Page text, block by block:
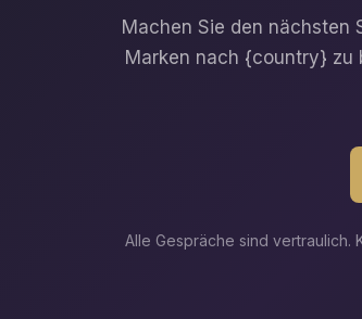
Machen Sie den nächsten
Marken nach {country} zu
Alle Gespräche sind